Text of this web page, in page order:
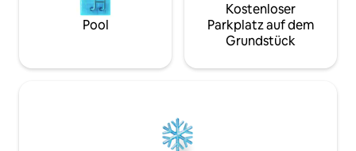
Pool
Kostenloser
Parkplatz auf dem
Grundstück